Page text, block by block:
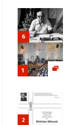
6
1
2